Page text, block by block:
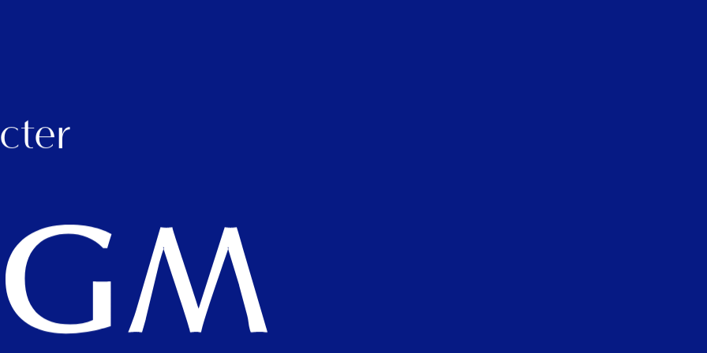
Formulaire de collecte de
données (inscription
newsletter, incentive)